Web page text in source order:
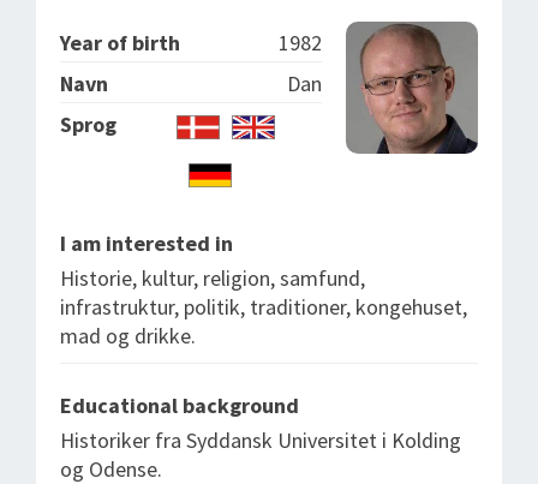
ABOUT US
Year of birth
1982
Navn
Dan
Sprog
I am interested in
Historie, kultur, religion, samfund,
infrastruktur, politik, traditioner, kongehuset,
mad og drikke.
Educational background
Historiker fra Syddansk Universitet i Kolding
og Odense.